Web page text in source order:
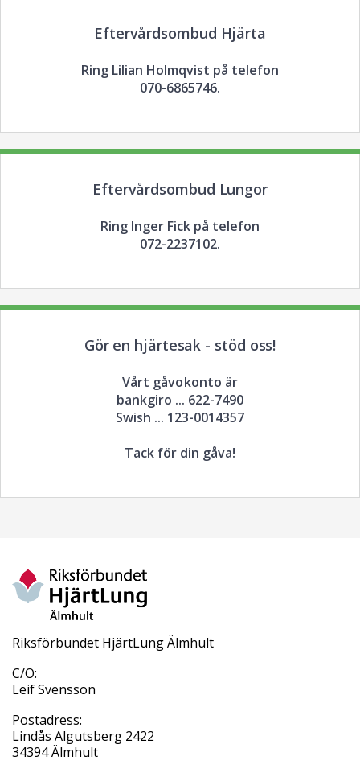
Eftervårdsombud Hjärta
Ring Lilian Holmqvist på telefon
070-6865746.
Eftervårdsombud Lungor
Ring Inger Fick på telefon
072-2237102.
Gör en hjärtesak - stöd oss!
Vårt gåvokonto är
bankgiro ... 622-7490
Swish ... 123-0014357
Tack för din gåva!
Riksförbundet HjärtLung Älmhult
C/O:
Leif Svensson
Postadress:
Lindås Algutsberg 2422
34394 Älmhult